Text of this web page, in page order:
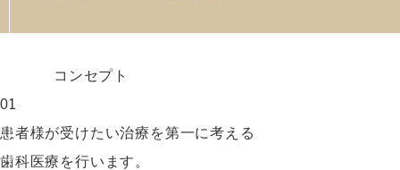
コンセプト
01
患者様が受けたい治療を第一に考える
歯科医療を行います。